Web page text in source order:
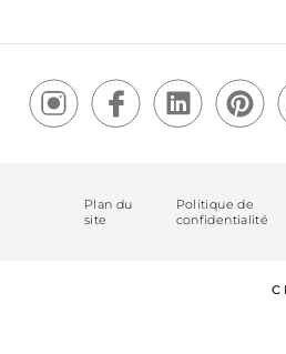
Plan du
site
Politique de
confidentialité